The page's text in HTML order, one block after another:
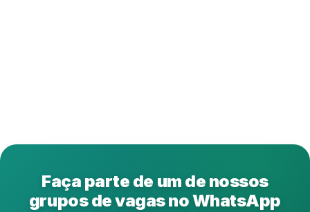
Faça parte de um de nossos
grupos de vagas no WhatsApp